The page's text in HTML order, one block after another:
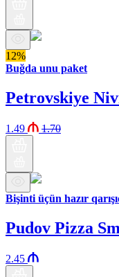
12%
Buğda unu paket
Petrovskiye
1.49 1.70
Bişinti üçün hazır
Pudov Pizza
2.45